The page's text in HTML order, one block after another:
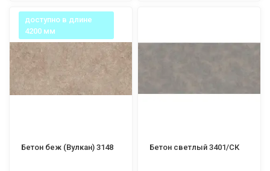
доступно в длине
4200 мм
Бетон беж (Вулкан) 3148 Бетон светлый 3401/СК